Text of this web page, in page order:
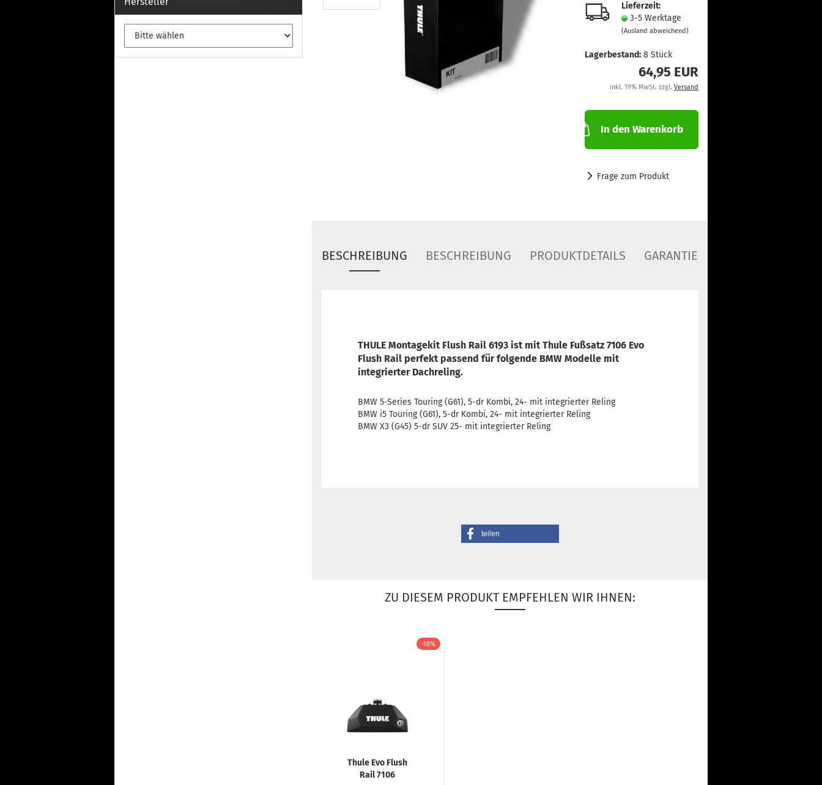
Fußsatz Fahrzeuge mit
integrierter Reling
Thule Montagekits 60.. für 7106
Lieferzeit:
3-5 Werktage
(Ausland abweichend)
Lagerbestand: 8Stück
64,95 EUR
inkl. 19% MwSt. zzgl. Versand
In den Warenkorb
Frage zum Produkt
BESCHREIBUNG BESCHREIBUNG PRODUKTDETAILS GARANTIE
THULE Montagekit Flush Rail 6193 ist mit Thule Fußsatz 7106 Evo
Flush Rail perfekt passend für folgende BMW Modelle mit
integrierter Dachreling.
BMW 5-Series Touring (G61), 5-dr Kombi, 24- mit integrierter Reling
BMW i5 Touring (G61), 5-dr Kombi, 24- mit integrierter Reling
BMW X3 (G45) 5-dr SUV 25- mit integrierter Reling
teilen
ZU DIESEM PRODUKT EMPFEHLEN WIR IHNEN:
-18%
Thule Evo Flush
Rail 7106